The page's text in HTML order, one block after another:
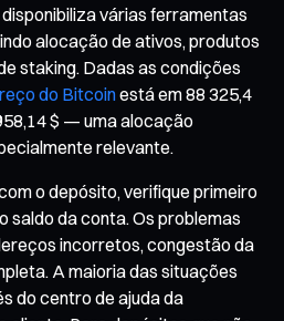
várias ferramentas
alocação de ativos, produtos
staking. Dadas as condições
do Bitcoinestá em 88 325,4
$ — uma alocação
relevante.
o depósito, verifique primeiro
saldo da conta. Os problemas
incorretos, congestão da
A maioria das situações
do centro de ajuda da